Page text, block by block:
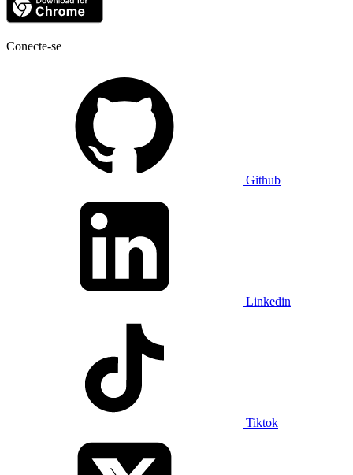
Conecte-se
Github
Linkedin
Tiktok